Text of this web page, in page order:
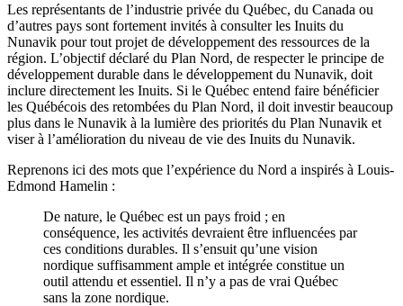
Les représentants de l’industrie privée du Québec, du Canada ou
d’autres pays sont fortement invités à consulter les Inuits du
Nunavik pour tout projet de développement des ressources de la
région. L’objectif déclaré du Plan Nord, de respecter le principe de
développement durable dans le développement du Nunavik, doit
inclure directement les Inuits. Si le Québec entend faire bénéficier
les Québécois des retombées du Plan Nord, il doit investir beaucoup
plus dans le Nunavik à la lumière des priorités du Plan Nunavik et
viser à l’amélioration du niveau de vie des Inuits du Nunavik.
Reprenons ici des mots que l’expérience du Nord a inspirés à Louis-
Edmond Hamelin :
De nature, le Québec est un pays froid ; en
conséquence, les activités devraient être influencées par
ces conditions durables. Il s’ensuit qu’une vision
nordique suffisamment ample et intégrée constitue un
outil attendu et essentiel. Il n’y a pas de vrai Québec
sans la zone nordique.